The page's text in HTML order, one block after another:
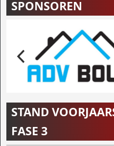
SPONSOREN
STAND
FASE 3